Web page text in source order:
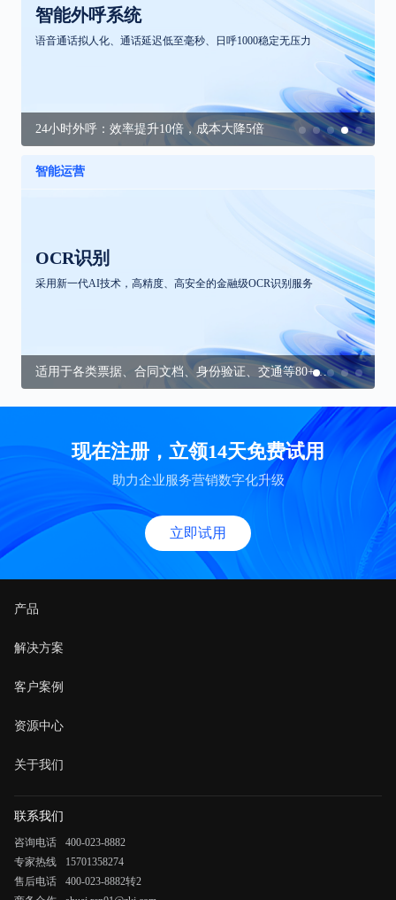
智能外呼系统
语音通话拟人化、通话延迟低至毫秒、日呼1000稳定无压力
24小时外呼：效率提升10倍，成本大降5倍
智能运营
OCR识别
采用新一代AI技术，高精度、高安全的金融级OCR识别服务
适用于各类票据、合同文档、身份验证、交通等80+文字识别场景
现在注册，立领14天免费试用
助力企业服务营销数字化升级
立即试用
产品
解决方案
客户案例
资源中心
关于我们
联系我们
咨询电话
400-023-8882
专家热线
15701358274
售后电话
400-023-8882转2